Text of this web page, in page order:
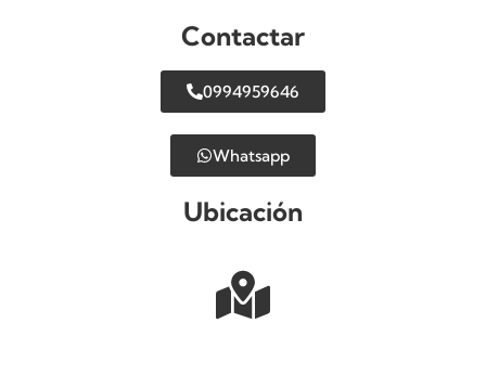
Contactar
0994959646
Whatsapp
Ubicación